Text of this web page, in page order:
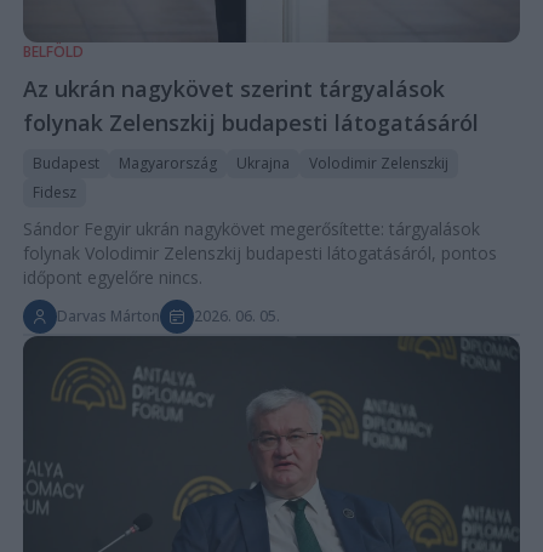
BELFÖLD
Az ukrán nagykövet szerint tárgyalások
folynak Zelenszkij budapesti látogatásáról
Budapest Magyarország Ukrajna
Volodimir Zelenszkij
Fidesz
Sándor Fegyir ukrán nagykövet megerősítette: tárgyalások
folynak Volodimir Zelenszkij budapesti látogatásáról, pontos
időpont egyelőre nincs.
Darvas Márton 2026. 06. 05.